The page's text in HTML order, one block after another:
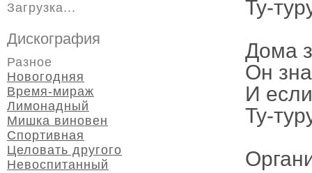
Ту-
Дома
Он
И
Ту-
Загрузка...
Дискография
Разное
Новогодняя
Время-мираж
Лимонадный
Мишка виновен
Спортивная
Целовать другого
Невоспитанный